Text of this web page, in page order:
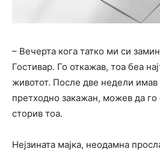
– Вечерта кога татко ми си
Гостивар. Го откажав, тоа беа
животот. После две недели имав
претходно закажан, можев да
сторив тоа.
Нејзината мајка, неодамна